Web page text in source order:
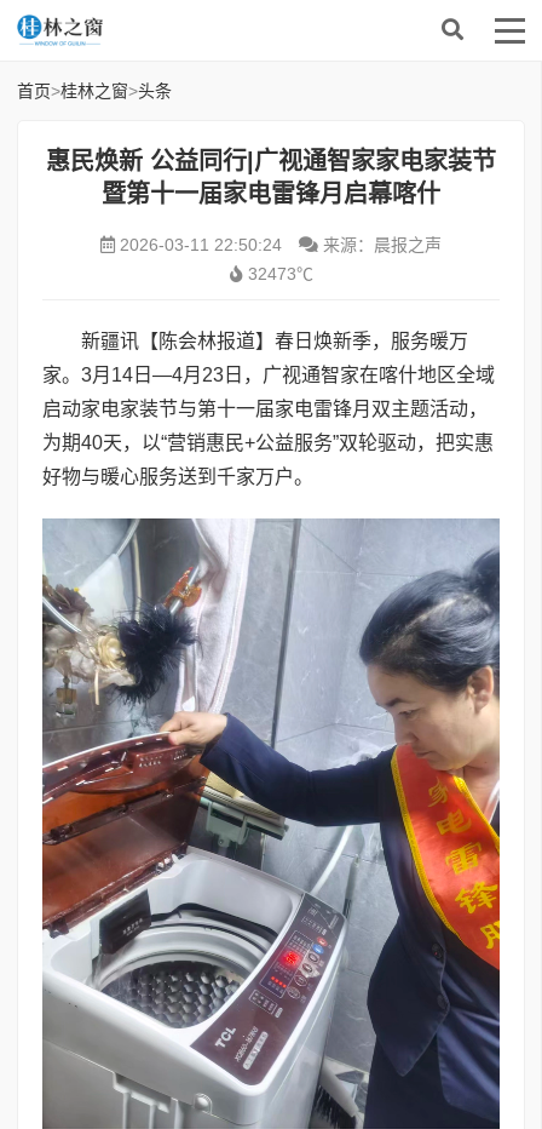
首页>桂林之窗>头条
惠民焕新 公益同行|广视通智家家电家装节
暨第十一届家电雷锋月启幕喀什
2026-03-11 22:50:24
来源：晨报之声
32473℃
新疆讯【陈会林报道】春日焕新季，服务暖万
家。3月14日—4月23日，广视通智家在喀什地区全域
启动家电家装节与第十一届家电雷锋月双主题活动，
为期40天，以“营销惠民+公益服务”双轮驱动，把实惠
好物与暖心服务送到千家万户。